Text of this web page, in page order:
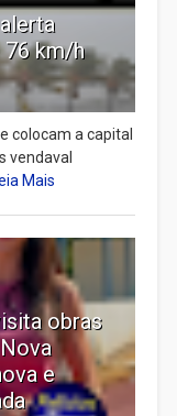
76 km/h
colocam a capital
vendaval
Mais
obras
e